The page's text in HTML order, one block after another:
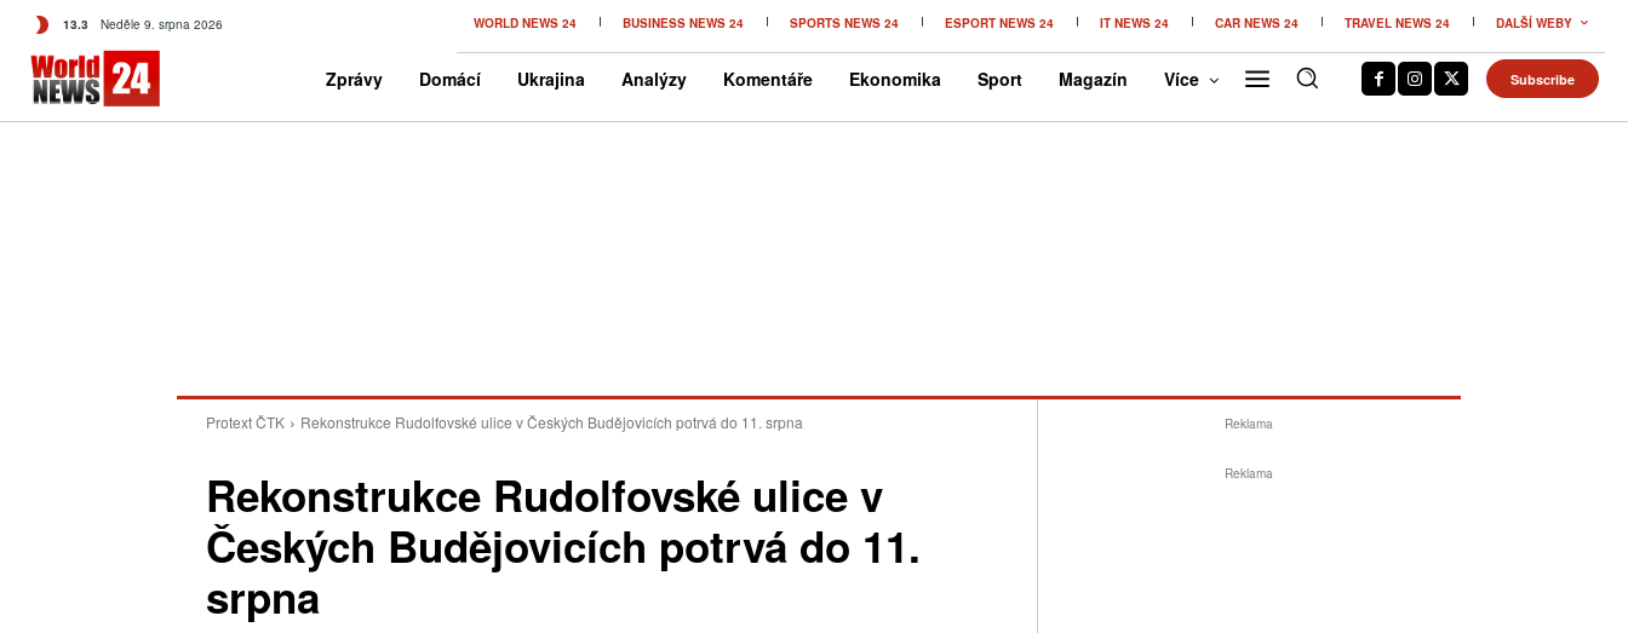
13.3 C Czech
Neděle 9. srpna 2026 WORLD NEWS 24 BUSINESS NEWS 24 SPORTS NEWS 24 ESPORT NEWS 24 IT NEWS 24 CAR NEWS 24 TRAVEL NEWS 24 DALŠÍ WEBY
Zprávy Domácí Ukrajina Analýzy Komentáře Ekonomika Sport Magazín Více Subscribe
Protext ČTK Rekonstrukce Rudolfovské ulice v Českých Budějovicích potrvá do 11. srpna
Rekonstrukce Rudolfovské ulice v
Českých Budějovicích potrvá do 11.
srpna
Reklama
Reklama